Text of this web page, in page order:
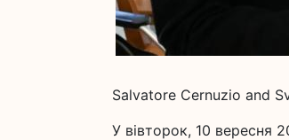
Salvatore Cernuzio and
У вівторок, 10 вересня